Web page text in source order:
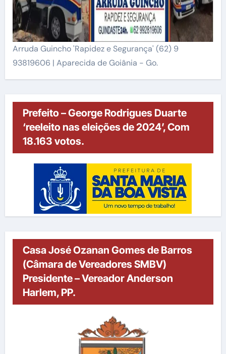
Arruda Guincho 'Rapidez e Segurança' (62) 9
93819606 | Aparecida de Goiânia - Go.
Prefeito – George Rodrigues Duarte
‘reeleito nas eleições de 2024’, Com
18.163 votos.
Casa José Ozanan Gomes de Barros
(Câmara de Vereadores SMBV)
Presidente – Vereador Anderson
Harlem, PP.